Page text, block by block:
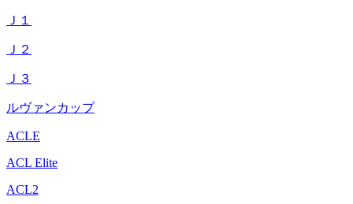
Ｊ１
Ｊ２
Ｊ３
ルヴァンカップ
ACLE
ACL Elite
ACL2